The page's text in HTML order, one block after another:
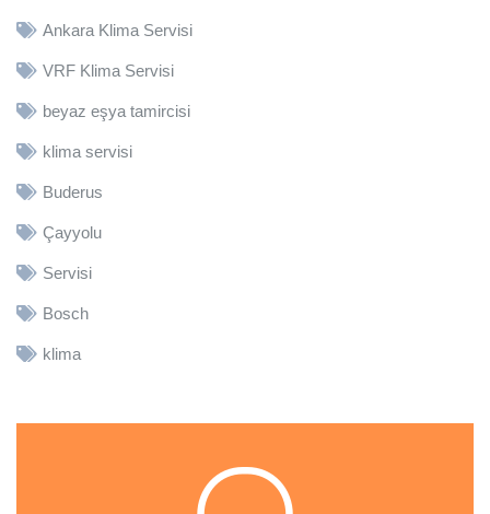
Ankara Klima Servisi
VRF Klima Servisi
beyaz eşya tamircisi
klima servisi
Buderus
Çayyolu
Servisi
Bosch
klima